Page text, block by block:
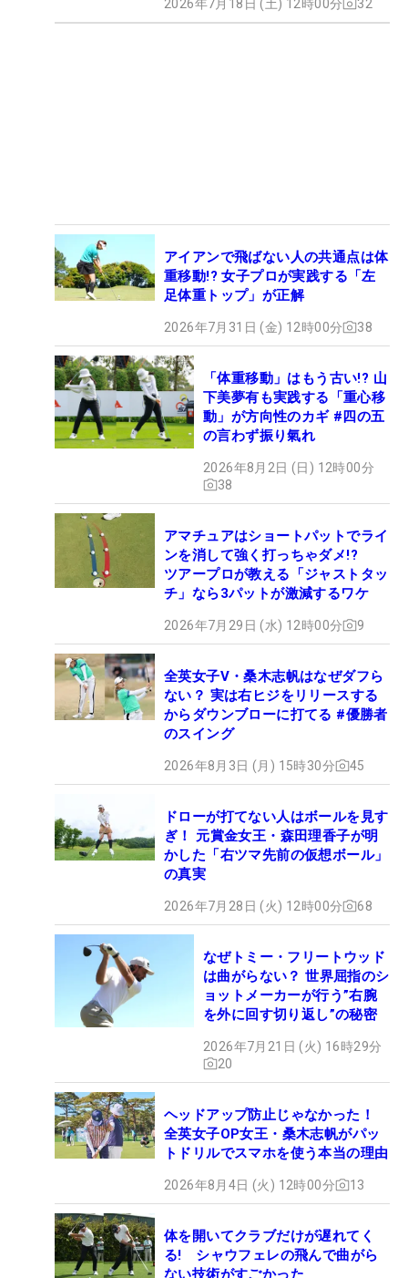
2026年7月18日 (土) 12時00分 32
アイアンで飛ばない人の共通点は体
重移動!? 女子プロが実践する「左
足体重トップ」が正解
2026年7月31日 (金) 12時00分 38
「体重移動」はもう古い!? 山
下美夢有も実践する「重心移
動」が方向性のカギ #四の五
の言わず振り氣れ
2026年8月2日 (日) 12時00分
38
アマチュアはショートパットでライ
ンを消して強く打っちゃダメ!?
ツアープロが教える「ジャストタッ
チ」なら3パットが激減するワケ
2026年7月29日 (水) 12時00分 9
全英女子V・桑木志帆はなぜダフら
ない？ 実は右ヒジをリリースする
からダウンブローに打てる #優勝者
のスイング
2026年8月3日 (月) 15時30分 45
ドローが打てない人はボールを見す
ぎ！ 元賞金女王・森田理香子が明
かした「右ツマ先前の仮想ボール」
の真実
2026年7月28日 (火) 12時00分 68
なぜトミー・フリートウッド
は曲がらない？ 世界屈指のシ
ョットメーカーが行う”右腕
を外に回す切り返し”の秘密
2026年7月21日 (火) 16時29分
20
ヘッドアップ防止じゃなかった！
全英女子OP女王・桑木志帆がパッ
トドリルでスマホを使う本当の理由
2026年8月4日 (火) 12時00分 13
体を開いてクラブだけが遅れてく
る! シャウフェレの飛んで曲がら
ない技術がすごかった